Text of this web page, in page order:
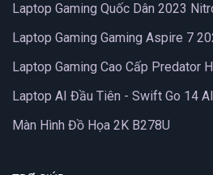
Laptop Gaming Quốc Dân 2023
Laptop Gaming Gaming Aspire 7
Laptop Gaming Cao Cấp Predator
Laptop AI Đầu Tiên - Swift Go 14 AI
Màn Hình Đồ Họa 2K B278U